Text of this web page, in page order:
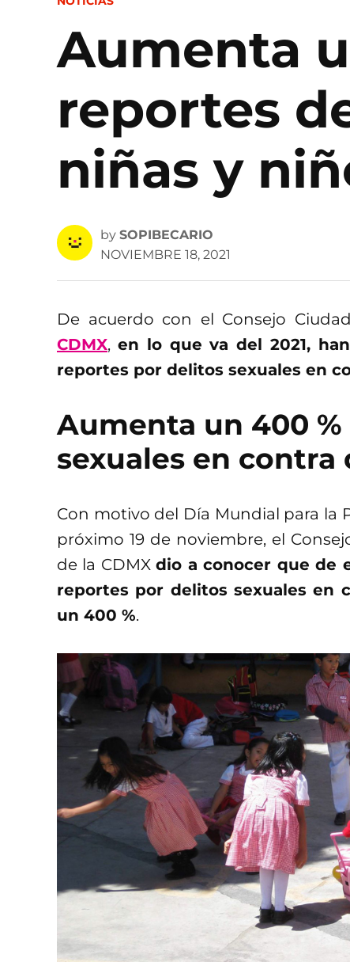
Aumenta
reportes
niñas y
by SOPIBECARIO
NOVIEMBRE 18, 2021
De acuerdo con el Consejo
CDMX, en lo que va del 2021,
reportes por delitos sexuales en
Aumenta un 400
sexuales en contra
Con motivo del Día Mundial para la
próximo 19 de noviembre, el
de la CDMXdio a conocer que de
reportes por delitos sexuales en
un 400 %.